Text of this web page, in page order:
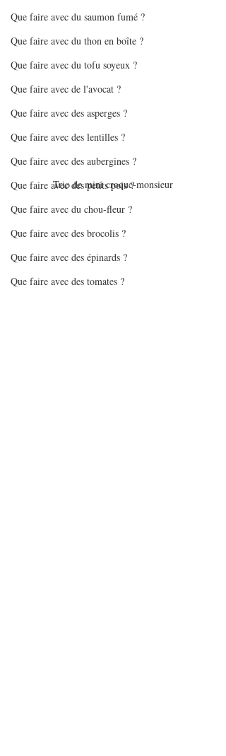
Que faire avec du saumon fumé ?
Que faire avec du thon en boîte ?
Que faire avec du tofu soyeux ?
Que faire avec de l'avocat ?
Que faire avec des asperges ?
Que faire avec des lentilles ?
Que faire avec des aubergines ?
Que faire avec des petits pois ?
Que faire avec du chou-fleur ?
Que faire avec des brocolis ?
Que faire avec des épinards ?
Que faire avec des tomates ?
Trio de mini croque-monsieur